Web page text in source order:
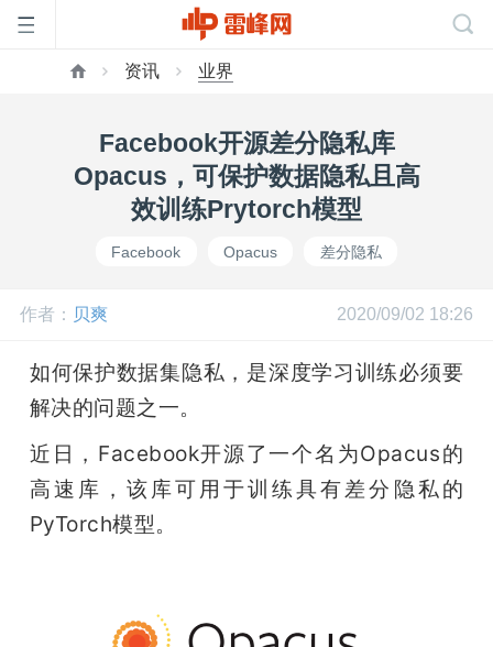
页
网
开
资讯 业界
Facebook开源差分隐私库
Opacus，可保护数据隐私且高
效训练Prytorch模型
Facebook Opacus 差分隐私
作者： 贝爽 2020/09/02 18:26
如何保护数据集隐私，是深度学习训练必须要
解决的问题之一。
近日，Facebook开源了一个名为Opacus的
高速库，该库可用于训练具有差分隐私的
PyTorch模型。